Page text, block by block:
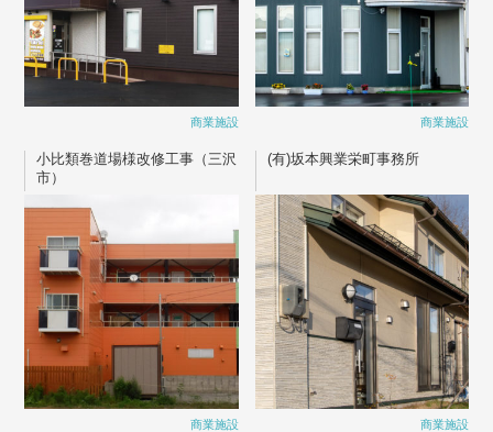
商業施設 商業施設
小比類巻道場様改修工事（三沢
市）
商業施設
(有)坂本興業栄町事務所
商業施設